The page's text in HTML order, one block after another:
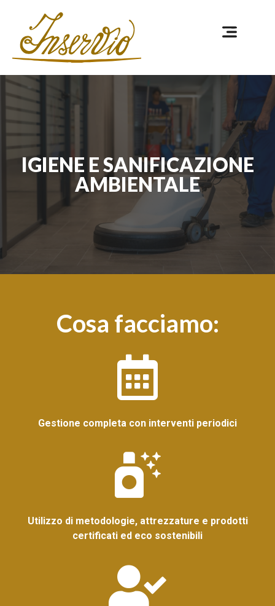
IGIENE E SANIFICAZIONE
AMBIENTALE
Cosa facciamo:
Gestione completa con interventi periodici
Utilizzo di metodologie, attrezzature e prodotti
certificati ed eco sostenibili